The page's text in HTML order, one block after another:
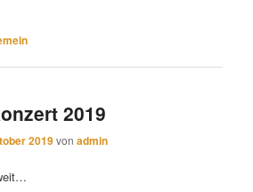
2019
2019vonadmin